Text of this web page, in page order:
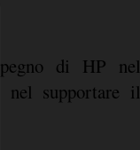
di HP nel
nel supportare il